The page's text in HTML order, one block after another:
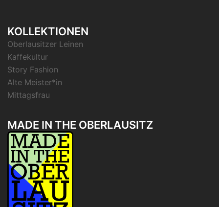
KOLLEKTIONEN
Oberlausitzer Leinen
Kaffekultur
Story Fashion
Alte Meister*in
Mittagsfrau
MADE IN THE OBERLAUSITZ